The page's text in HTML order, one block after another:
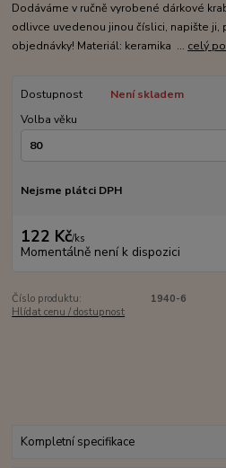
Dodáváme v ručně vyrobené dárkové
odlivce uvedenou jinou číslici, napište ji,
objednávky! Materiál: keramika ... celý
Dostupnost
Není skladem
Volba věku
Nejsme plátci DPH
122 Kč/ks
Momentálně není k dispozici
Číslo produktu:
1940-6
Hlídat cenu / dostupnost
Kompletní specifikace